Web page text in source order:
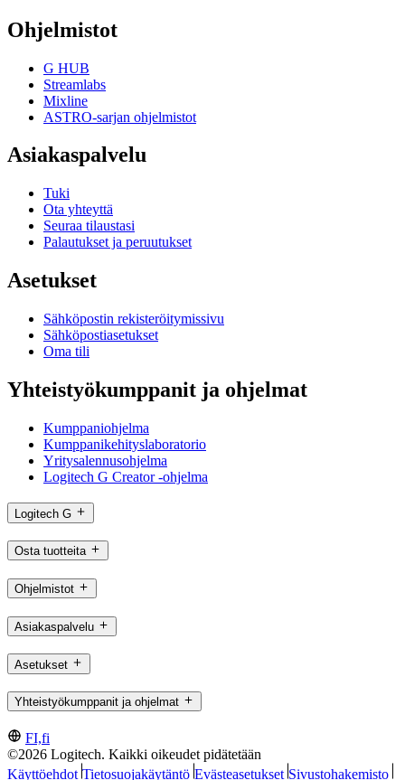
Ohjelmistot
G HUB
Streamlabs
Mixline
ASTRO-sarjan ohjelmistot
Asiakaspalvelu
Tuki
Ota yhteyttä
Seuraa tilaustasi
Palautukset ja peruutukset
Asetukset
Sähköpostin rekisteröitymissivu
Sähköpostiasetukset
Oma tili
Yhteistyökumppanit ja ohjelmat
Kumppaniohjelma
Kumppanikehityslaboratorio
Yritysalennusohjelma
Logitech G Creator -ohjelma
Logitech G
Osta tuotteita
Ohjelmistot
Asiakaspalvelu
Asetukset
Yhteistyökumppanit ja ohjelmat
FI,fi
©2026 Logitech. Kaikki oikeudet pidätetään
Käyttöehdot Tietosuojakäytäntö Evästeasetukset Sivustohakemisto